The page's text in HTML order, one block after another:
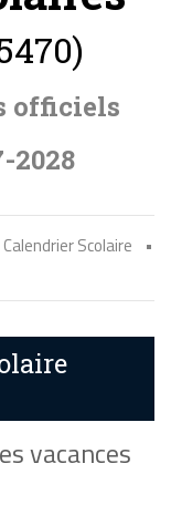
officiels
2028
Calendrier Scolaire
•
vacances